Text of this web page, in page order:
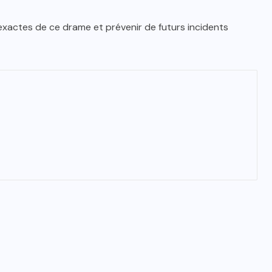
de ce drame et prévenir de futurs incidents